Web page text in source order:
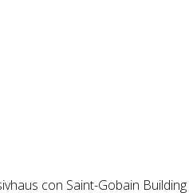
con Saint-Gobain